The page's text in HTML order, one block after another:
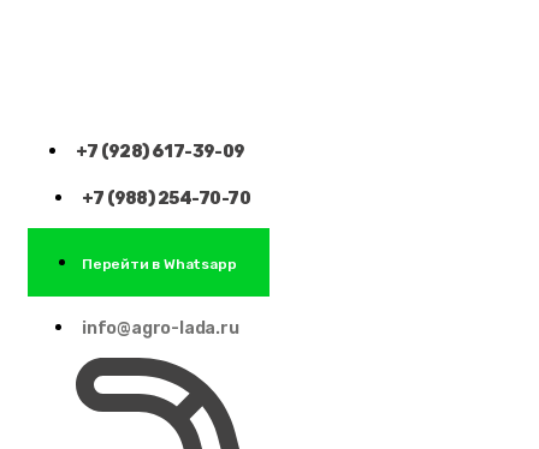
+7 (928) 617-39-09
+7 (988) 254-70-70
Перейти в Whatsapp
info@agro-lada.ru